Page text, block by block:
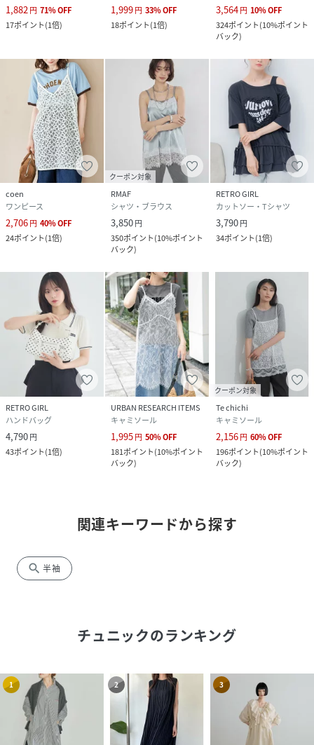
1,882 円 71%OFF
17ポイント(1倍)
1,999円 33%OFF
18ポイント(1倍)
3,564円 10%OFF
324ポイント(10%ポイント
バック)
coen
ワンピース
2,706円 40%OFF
24ポイント(1倍)
クーポン対象
RMAF
シャツ・ブラウス
3,850円
350ポイント(10%ポイント
バック)
RETRO GIRL
カットソー・Tシャツ
3,790円
34ポイント(1倍)
RETRO GIRL
ハンドバッグ
4,790円
43ポイント(1倍)
URBAN RESEARCH ITEMS
キャミソール
1,995円 50%OFF
181ポイント(10%ポイント
バック)
クーポン対象
Te chichi
キャミソール
2,156円 60%OFF
196ポイント(10%ポイント
バック)
関連キーワードから探す
search 半袖
チュニックのランキング
1 2 3